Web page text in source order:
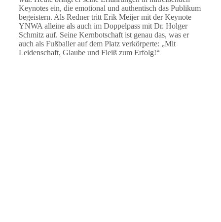
Keynotes ein, die emotional und authentisch das Publikum
begeistern. Als Redner tritt Erik Meijer mit der Keynote
YNWA alleine als auch im Doppelpass mit Dr. Holger
Schmitz auf. Seine Kernbotschaft ist genau das, was er
auch als Fußballer auf dem Platz verkörperte: „Mit
Leidenschaft, Glaube und Fleiß zum Erfolg!“